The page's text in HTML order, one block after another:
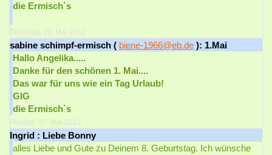
die Ermisch`s
Dienstag, 29. Mai 2012
sabine schimpf-ermisch ( biene-1966@eb.de ): 1.Mai
Hallo Angelika.....
Danke für den schönen 1. Mai....
Das war für uns wie ein Tag Urlaub!
GlG
die Ermisch`s
Montag, 07. Mai 2012
Ingrid : Liebe Bonny
alles Liebe und Gute zu Deinem 8. Geburtstag. Ich wünsche